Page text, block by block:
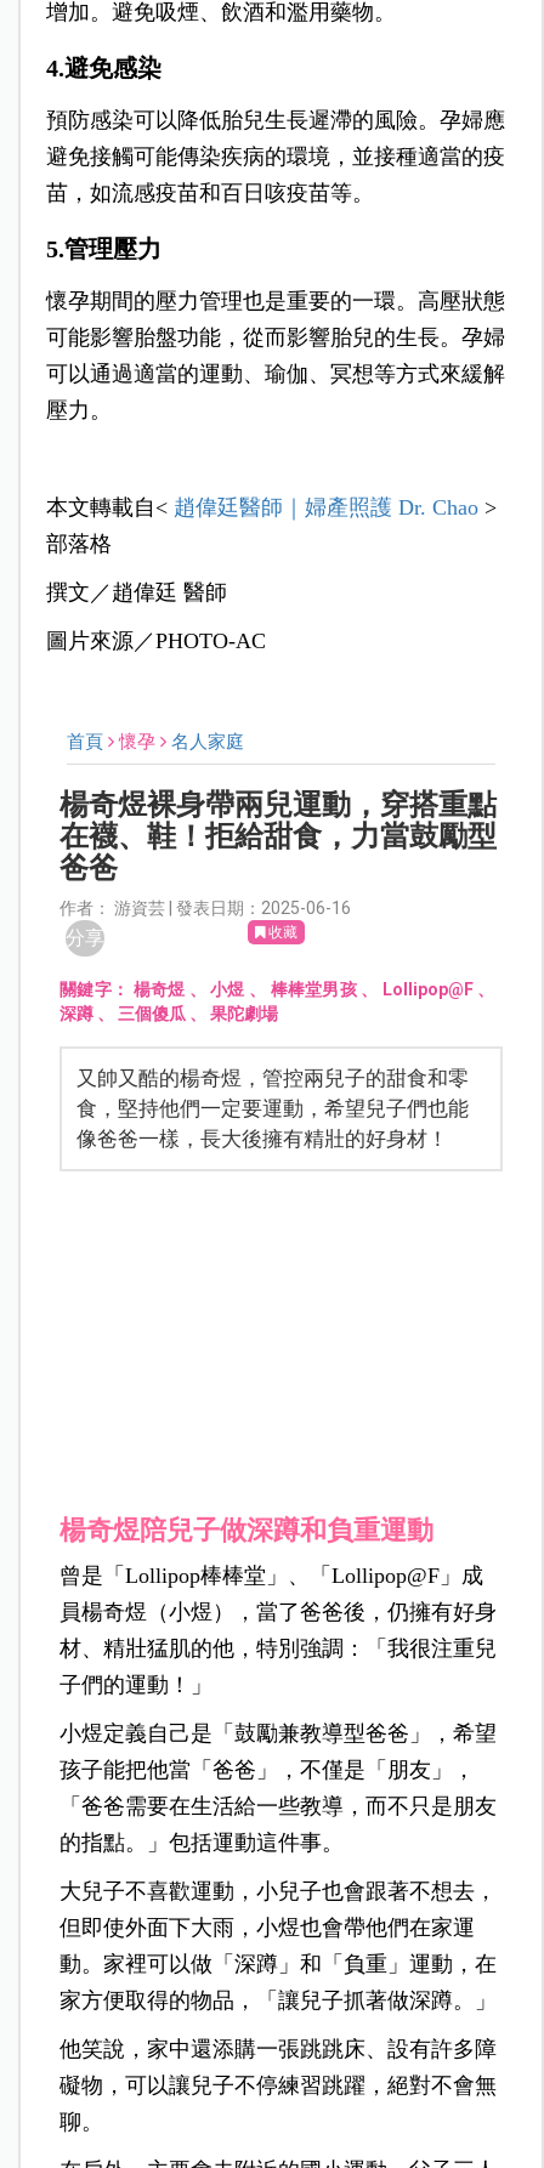
增加。避免吸煙、飲酒和濫用藥物。
4.避免感染
預防感染可以降低胎兒生長遲滯的風險。孕婦應
避免接觸可能傳染疾病的環境，並接種適當的疫
苗，如流感疫苗和百日咳疫苗等。
5.管理壓力
懷孕期間的壓力管理也是重要的一環。高壓狀態
可能影響胎盤功能，從而影響胎兒的生長。孕婦
可以通過適當的運動、瑜伽、冥想等方式來緩解
壓力。
本文轉載自<趙偉廷醫師｜婦產照護 Dr. Chao>
部落格
撰文／趙偉廷 醫師
圖片來源／PHOTO-AC
首頁 懷孕 名人家庭
楊奇煜裸身帶兩兒運動，穿搭重點
在襪、鞋！拒給甜食，力當鼓勵型
爸爸
作者： 游資芸 | 發表日期：2025-06-16
分享 收藏
關鍵字： 楊奇煜 、小煜 、 棒棒堂男孩、 Lollipop@F、
深蹲 、三個傻瓜 、果陀劇場
又帥又酷的楊奇煜，管控兩兒子的甜食和零
食，堅持他們一定要運動，希望兒子們也能
像爸爸一樣，長大後擁有精壯的好身材！
楊奇煜陪兒子做深蹲和負重運動
曾是「Lollipop棒棒堂」、「Lollipop@F」成
員楊奇煜（小煜），當了爸爸後，仍擁有好身
材、精壯猛肌的他，特別強調：「我很注重兒
子們的運動！」
小煜定義自己是「鼓勵兼教導型爸爸」，希望
孩子能把他當「爸爸」，不僅是「朋友」，
「爸爸需要在生活給一些教導，而不只是朋友
的指點。」包括運動這件事。
大兒子不喜歡運動，小兒子也會跟著不想去，
但即使外面下大雨，小煜也會帶他們在家運
動。家裡可以做「深蹲」和「負重」運動，在
家方便取得的物品，「讓兒子抓著做深蹲。」
他笑說，家中還添購一張跳跳床、設有許多障
礙物，可以讓兒子不停練習跳躍，絕對不會無
聊。